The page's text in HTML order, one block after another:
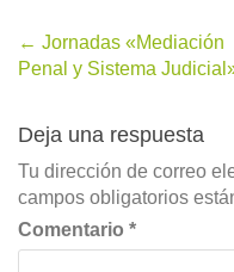
Post
← Jornadas «Mediación
Penal y Sistema
Deja una respuesta
Tu dirección de correo
campos obligatorios
Comentario *